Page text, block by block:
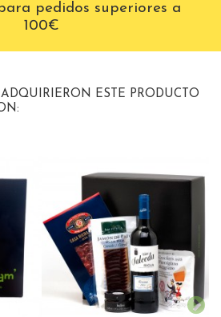
pedidos superiores a
100€
ESTE PRODUCTO